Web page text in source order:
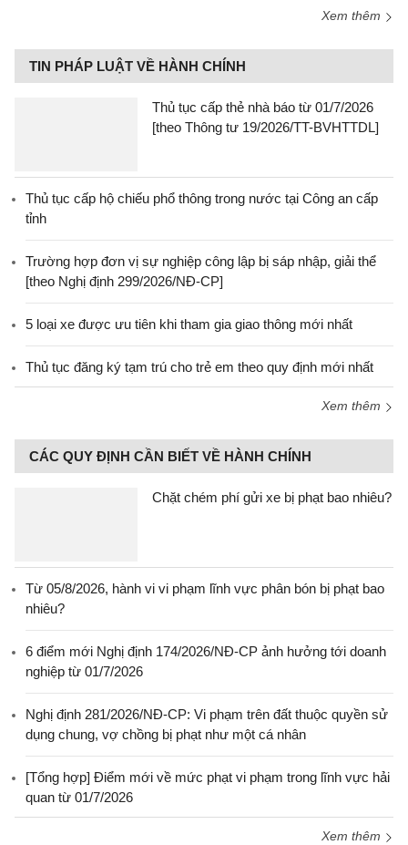
Xem thêm
TIN PHÁP LUẬT VỀ HÀNH CHÍNH
Thủ tục cấp thẻ nhà báo từ 01/7/2026
[theo Thông tư 19/2026/TT-BVHTTDL]
Thủ tục cấp hộ chiếu phổ thông trong nước tại Công an cấp
tỉnh
Trường hợp đơn vị sự nghiệp công lập bị sáp nhập, giải thể
[theo Nghị định 299/2026/NĐ-CP]
5 loại xe được ưu tiên khi tham gia giao thông mới nhất
Thủ tục đăng ký tạm trú cho trẻ em theo quy định mới nhất
Xem thêm
CÁC QUY ĐỊNH CẦN BIẾT VỀ HÀNH CHÍNH
Chặt chém phí gửi xe bị phạt bao nhiêu?
Từ 05/8/2026, hành vi vi phạm lĩnh vực phân bón bị phạt bao
nhiêu?
6 điểm mới Nghị định 174/2026/NĐ-CP ảnh hưởng tới doanh
nghiệp từ 01/7/2026
Nghị định 281/2026/NĐ-CP: Vi phạm trên đất thuộc quyền sử
dụng chung, vợ chồng bị phạt như một cá nhân
[Tổng hợp] Điểm mới về mức phạt vi phạm trong lĩnh vực hải
quan từ 01/7/2026
Xem thêm